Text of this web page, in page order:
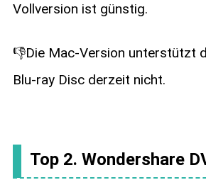
Vollversion ist günstig.
👎Die Mac-Version unterstützt
Blu-ray Disc derzeit nicht.
Top 2. Wondershare